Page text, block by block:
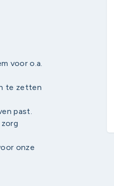
voor o.a.
te zetten
past.
onze